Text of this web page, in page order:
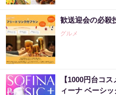
歓送迎会の必
グルメ
【1000円台コ
ィーナ ベーシ